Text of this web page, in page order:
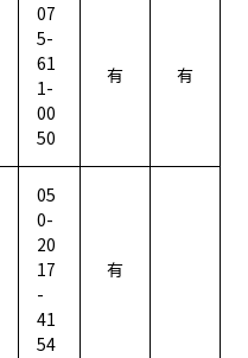
07
5-
61
1-
00
50
有 有
05
0-
20
17
-
41
54
有